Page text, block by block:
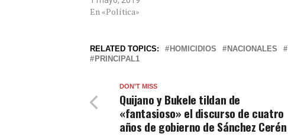
En «Política»
RELATED TOPICS: HOMICIDIOS NACIONALES
PRINCIPAL1
DON'T MISS
Quijano y Bukele tildan de
«fantasioso» el discurso de cuatro
años de gobierno de Sánchez Cerén